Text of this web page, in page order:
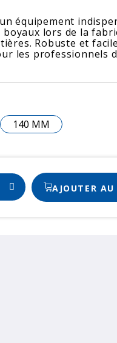
équipement
lors de la
Robuste et
les professionnels
140 MM
AJOUTER